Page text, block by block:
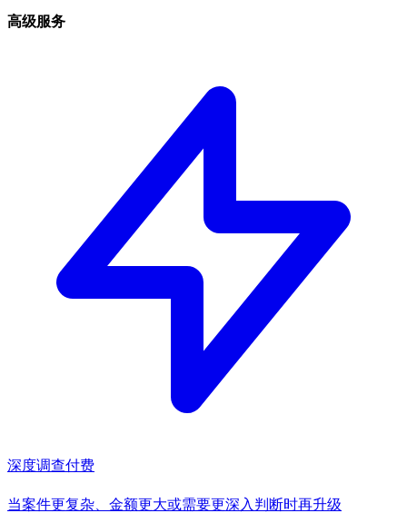
高级服务
深度调查付费
当案件更复杂、金额更大或需要更深入判断时再升级